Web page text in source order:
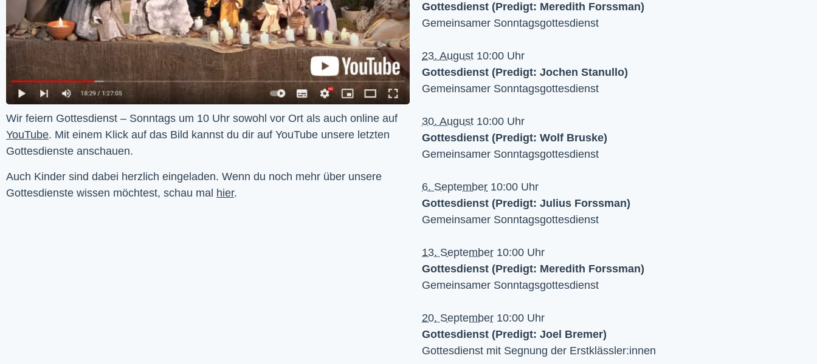
YouTube. Mit einem Klick auf das Bild kannst du dir auf YouTube unsere letzten
Gottesdienste anschauen.
Auch Kinder sind dabei herzlich eingeladen. Wenn du noch mehr über unsere
Gottesdienste wissen möchtest, schau mal hier.
Gottesdienst (Predigt: Meredith Forssman)
Gemeinsamer Sonntagsgottesdienst
23. August 10:00 Uhr
Gottesdienst (Predigt: Jochen Stanullo)
Gemeinsamer Sonntagsgottesdienst
30. August 10:00 Uhr
Gottesdienst (Predigt: Wolf Bruske)
Gemeinsamer Sonntagsgottesdienst
6. September 10:00 Uhr
Gottesdienst (Predigt: Julius Forssman)
Gemeinsamer Sonntagsgottesdienst
13. September 10:00 Uhr
Gottesdienst (Predigt: Meredith Forssman)
Gemeinsamer Sonntagsgottesdienst
20. September 10:00 Uhr
Gottesdienst (Predigt: Joel Bremer)
Gottesdienst mit Segnung der Erstklässler:innen